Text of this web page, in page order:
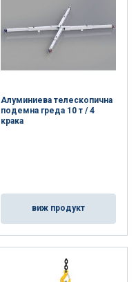
Алуминиева телескопична
подемна греда 10 т / 4
крака
виж продукт